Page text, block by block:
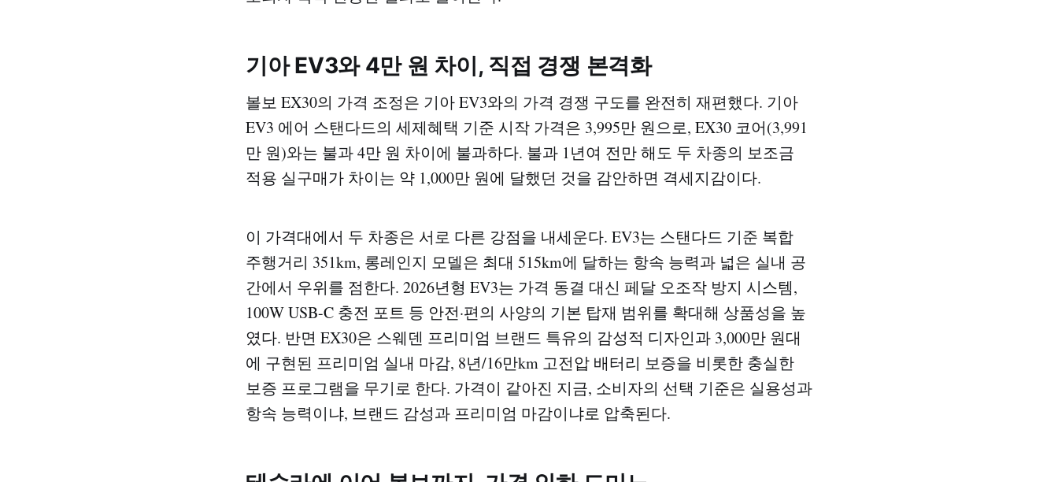
기아 EV3와 4만 원 차이, 직접 경쟁 본격화
볼보 EX30의 가격 조정은 기아 EV3와의 가격 경쟁 구도를 완전히 재편했다. 기아
EV3 에어 스탠다드의 세제혜택 기준 시작 가격은 3,995만 원으로, EX30 코어(3,991
만 원)와는 불과 4만 원 차이에 불과하다. 불과 1년여 전만 해도 두 차종의 보조금
적용 실구매가 차이는 약 1,000만 원에 달했던 것을 감안하면 격세지감이다.
이 가격대에서 두 차종은 서로 다른 강점을 내세운다. EV3는 스탠다드 기준 복합
주행거리 351km, 롱레인지 모델은 최대 515km에 달하는 항속 능력과 넓은 실내 공
간에서 우위를 점한다. 2026년형 EV3는 가격 동결 대신 페달 오조작 방지 시스템,
100W USB-C 충전 포트 등 안전·편의 사양의 기본 탑재 범위를 확대해 상품성을 높
였다. 반면 EX30은 스웨덴 프리미엄 브랜드 특유의 감성적 디자인과 3,000만 원대
에 구현된 프리미엄 실내 마감, 8년/16만km 고전압 배터리 보증을 비롯한 충실한
보증 프로그램을 무기로 한다. 가격이 같아진 지금, 소비자의 선택 기준은 실용성과
항속 능력이냐, 브랜드 감성과 프리미엄 마감이냐로 압축된다.